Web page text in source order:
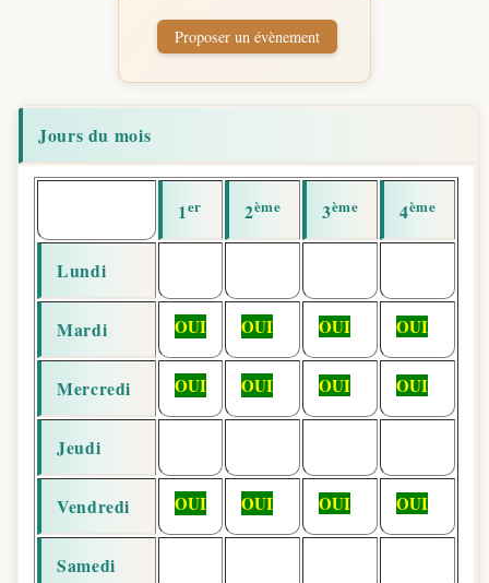
Jours du mois
1er 2ème 3ème 4ème
Lundi
Mardi OUI OUI OUI OUI
Mercredi OUI OUI OUI OUI
Jeudi
Vendredi OUI OUI OUI OUI
Samedi